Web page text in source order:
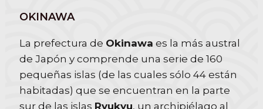
OKINAWA
La prefectura de Okinawa es la más austral
de Japón y comprende una serie de 160
pequeñas islas (de las cuales sólo 44 están
habitadas) que se encuentran en la parte
sur de las islas Ryukyu, un archipiélago al